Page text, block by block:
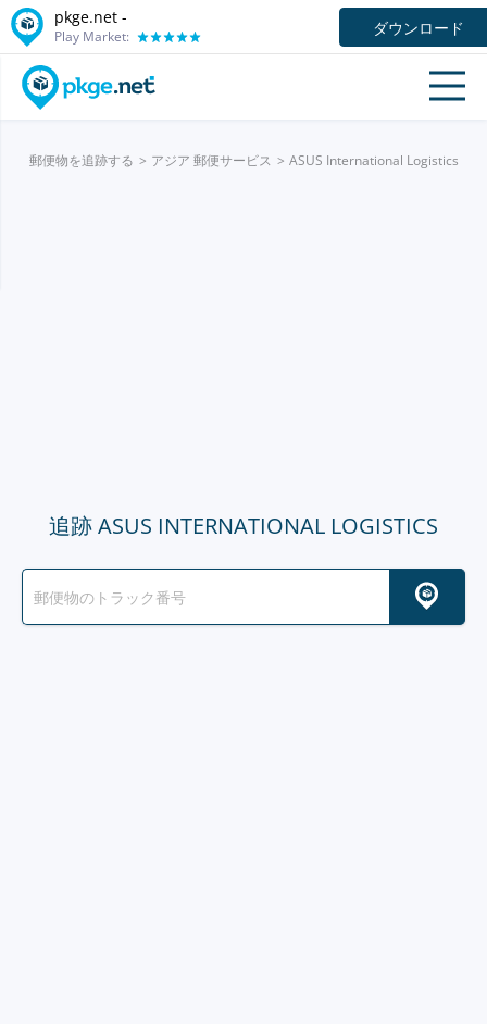
pkge.net -
Play Market: ダウンロード
郵便物を追跡する アジア 郵便サービス ASUS International Logistics
追跡 ASUS INTERNATIONAL LOGISTICS